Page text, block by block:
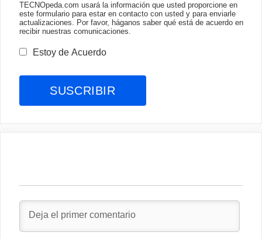
TECNOpeda.com usará la información que usted proporcione en
este formulario para estar en contacto con usted y para enviarle
actualizaciones. Por favor, háganos saber qué está de acuerdo en
recibir nuestras comunicaciones.
Estoy de Acuerdo